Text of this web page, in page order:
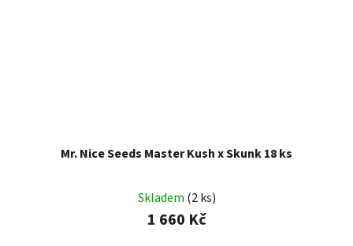
Mr. Nice Seeds Master Kush x Skunk 18 ks
Skladem (2 ks)
1 660 Kč